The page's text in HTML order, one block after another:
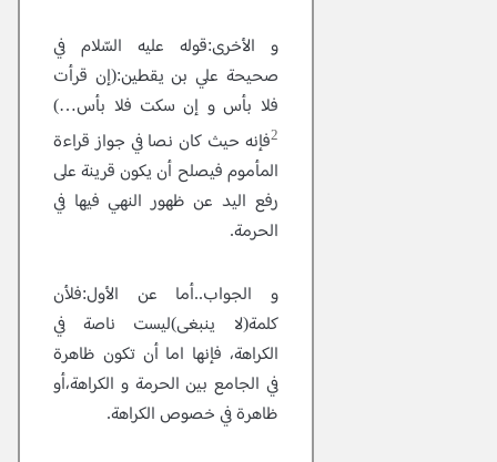
و الأخرى:قوله عليه السّلام في
صحيحة علي بن يقطين:(إن قرأت
فلا بأس و إن سكت فلا بأس…)
2فإنه حيث كان نصا في جواز قراءة
المأموم فيصلح أن يكون قرينة على
رفع اليد عن ظهور النهي فيها في
الحرمة.
و الجواب..أما عن الأول:فلأن
كلمة(لا ينبغى)ليست ناصة في
الكراهة، فإنها اما أن تكون ظاهرة
في الجامع بين الحرمة و الكراهة،أو
ظاهرة في خصوص الكراهة.